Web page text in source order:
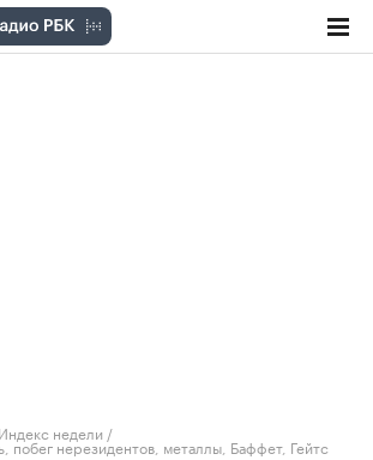
Индекс недели /
побег нерезидентов, металлы, Баффет, Гейтс